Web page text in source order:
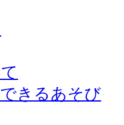
きるあそび